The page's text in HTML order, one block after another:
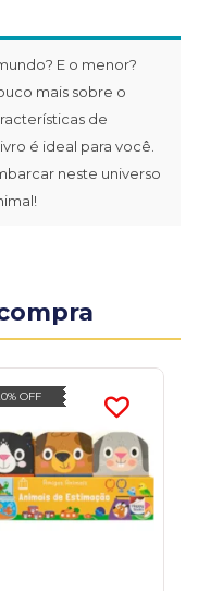
E o menor?
mais sobre o
de
é ideal para você.
neste universo
OFF